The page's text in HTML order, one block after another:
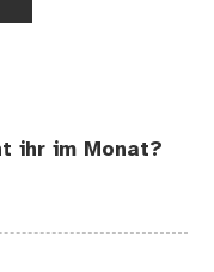
ihr im Monat?